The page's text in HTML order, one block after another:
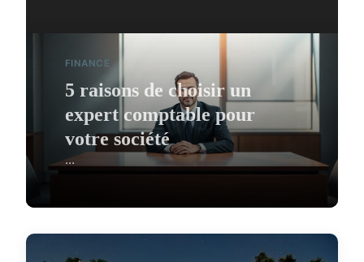
FINANCE
5 raisons de choisir un
expert comptable pour
votre société
...